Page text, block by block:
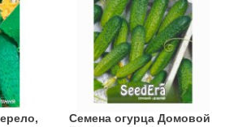
Семена огурца Домовой